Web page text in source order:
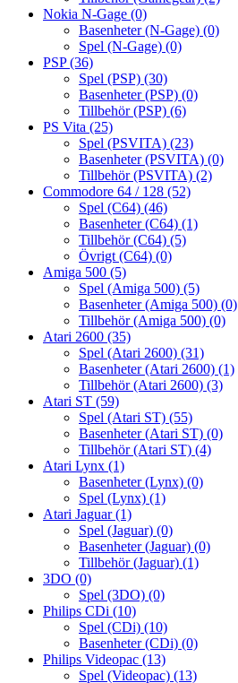
Nokia N-Gage (0)
Basenheter (N-Gage) (0)
Spel (N-Gage) (0)
PSP(36)
Spel (PSP) (30)
Basenheter (PSP) (0)
Tillbehör (PSP) (6)
PS Vita (25)
Spel (PSVITA) (23)
Basenheter (PSVITA) (0)
Tillbehör (PSVITA) (2)
Commodore 64 / 128 (52)
Spel (C64) (46)
Basenheter (C64) (1)
Tillbehör (C64) (5)
Övrigt (C64) (0)
Amiga 500 (5)
Spel (Amiga 500) (5)
Basenheter (Amiga 500) (0)
Tillbehör (Amiga 500) (0)
Atari 2600 (35)
Spel (Atari 2600) (31)
Basenheter (Atari 2600) (1)
Tillbehör (Atari 2600) (3)
Atari ST (59)
Spel (Atari ST) (55)
Basenheter (Atari ST) (0)
Tillbehör (Atari ST) (4)
Atari Lynx (1)
Basenheter (Lynx) (0)
Spel (Lynx) (1)
Atari Jaguar(1)
Spel (Jaguar) (0)
Basenheter (Jaguar) (0)
Tillbehör (Jaguar) (1)
3DO (0)
Spel (3DO) (0)
Philips CDi (10)
Spel (CDi) (10)
Basenheter (CDi) (0)
Philips Videopac (13)
Spel (Videopac) (13)